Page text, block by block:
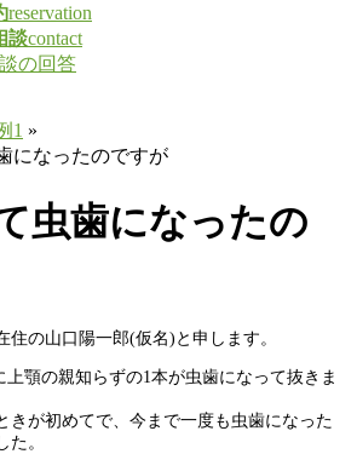
reservation
談contact
の回答
1 »
になったのですが
虫歯になったの
住の山口陽一郎(仮名)と申します。
上顎の親知らずの1本が虫歯になって抜きま
きが初めてで、今まで一度も虫歯になった
た。